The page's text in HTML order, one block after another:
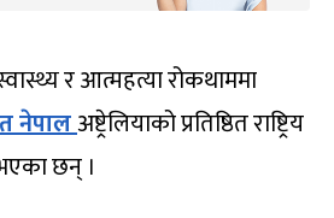
र आत्महत्या रोकथाममा
नेपालअष्ट्रेलियाको प्रतिष्ठित राष्ट्रिय
छन् ।